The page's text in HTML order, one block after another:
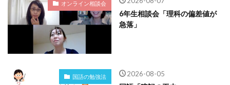
オンライン相談会
6年生相談会「理科の偏差値が
急落」
国語の勉強法 2026-08-05